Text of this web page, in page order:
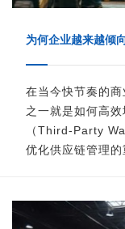
为何企业越来越倾
在当今快节奏的
之一就是如何高
（Third-Party
优化供应链管理